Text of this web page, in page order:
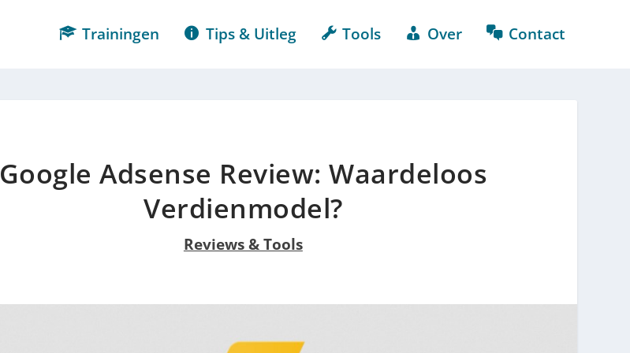
Trainingen Tips & Uitleg Tools Over Contact
Google Adsense Review: Waardeloos
Verdienmodel?
Reviews & Tools